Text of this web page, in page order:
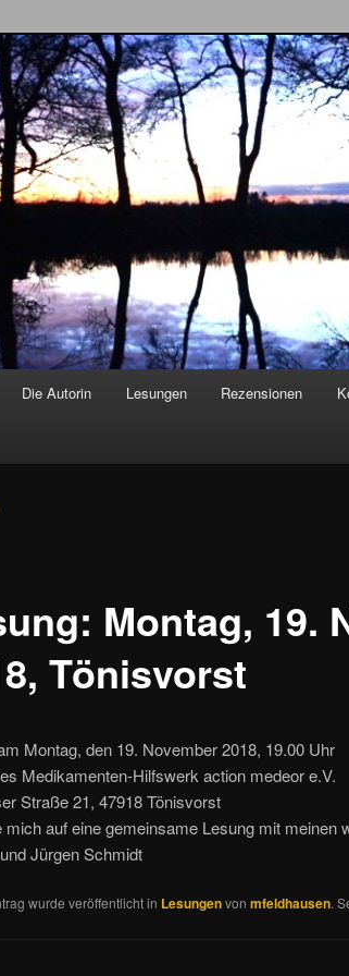
– Autorin
Die Autorin Lesungen Rezensionen
Montag, 19.
Tönisvorst
Montag, den 19. November 2018, 19.00 Uhr
Medikamenten-Hilfswerk action medeor e.V.
Straße 21, 47918 Tönisvorst
mich auf eine gemeinsame Lesung mit meinen
Jürgen Schmidt
wurde veröffentlicht in Lesungenvon mfeldhausen.